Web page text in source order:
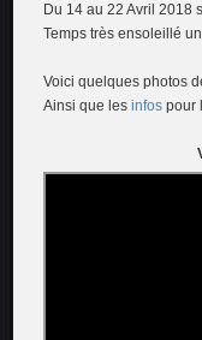
Du 14 au 22 Avril 2018
Temps très ensoleillé
Voici quelques photos
Ainsi que lesinfospour